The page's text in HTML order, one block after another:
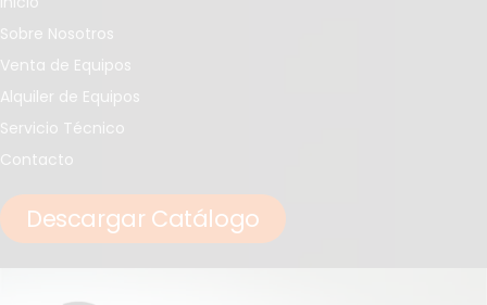
Sobre Nosotros
Venta de Equipos
Alquiler de Equipos
Servicio Técnico
Contacto
Descargar Catálogo